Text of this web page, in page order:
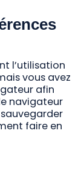
l’utilisation
vous avez
afin
navigateur
faire en